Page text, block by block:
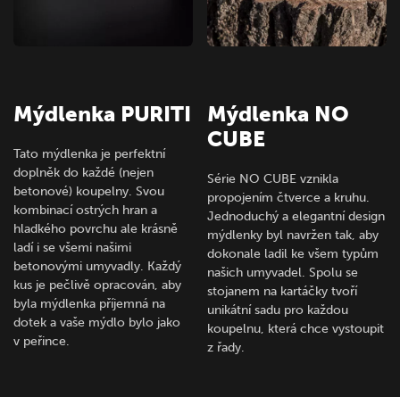
Mýdlenka PURITI
Tato mýdlenka je perfektní
doplněk do každé (nejen
betonové) koupelny. Svou
kombinací ostrých hran a
hladkého povrchu ale krásně
ladí i se všemi našimi
betonovými umyvadly. Každý
kus je pečlivě opracován, aby
byla mýdlenka příjemná na
dotek a vaše mýdlo bylo jako
v peřince.
Mýdlenka NO
CUBE
Série NO CUBE vznikla
propojením čtverce a kruhu.
Jednoduchý a elegantní design
mýdlenky byl navržen tak, aby
dokonale ladil ke všem typům
našich umyvadel. Spolu se
stojanem na kartáčky tvoří
unikátní sadu pro každou
koupelnu, která chce vystoupit
z řady.